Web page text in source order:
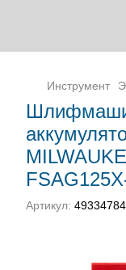
Инструмент
Артикул: